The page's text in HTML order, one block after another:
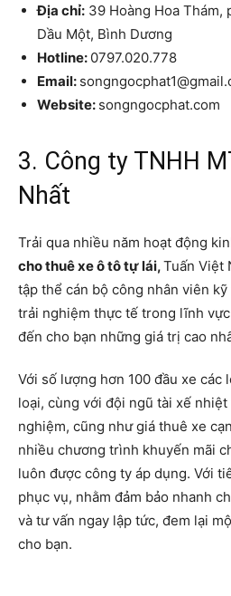
Địa chỉ: 39 Hoàng Hoa Thám,
Dầu Một, Bình Dương
Hotline: 0797.020.778
Email:
Website: songngocphat.com
3. Công ty TNHH
Nhất
Trải qua nhiều năm hoạt động
cho thuê xe ô tô tự lái,Tuấn Việt
tập thể cán bộ công nhân viên
trải nghiệm thực tế trong lĩnh
đến cho bạn những giá trị cao
Với số lượng hơn 100 đầu xe các
loại, cùng với đội ngũ tài xế
nghiệm, cũng như giá thuê xe
nhiều chương trình khuyến mãi
luôn được công ty áp dụng. Với
phục vụ, nhằm đảm bảo nhanh
và tư vấn ngay lập tức, đem lại
cho bạn.